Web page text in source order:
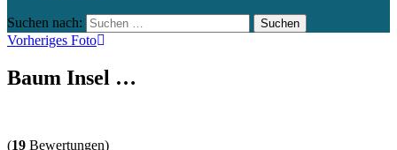
Suchen nach:
Vorheriges Foto
Baum Insel …
(19 Bewertungen)